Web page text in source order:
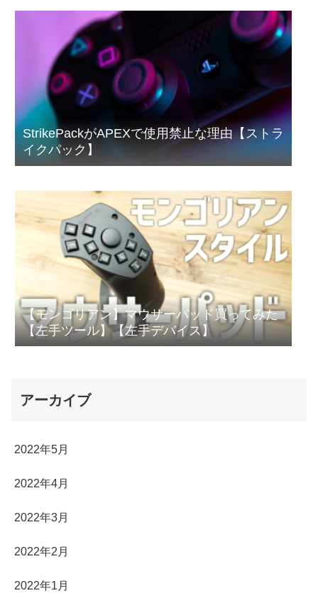
StrikePackがAPEXで使用禁止な理由【ストラ
イクパック】
【モンゴリアン】マウサーパッド買ってみた
【左手ツール】【左手デバイス】
アーカイブ
2022年5月
2022年4月
2022年3月
2022年2月
2022年1月